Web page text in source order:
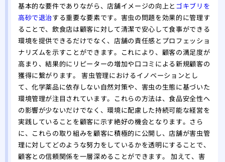
ス
ス
の
ミ
駆
要性
基本的な要件でありながら、店舗イメージの向上と ゴキブリを
高砂で退治する重要な要素です。害虫の問題を効果的に管理す
ることで、飲食店は顧客に対して清潔で安心して食事ができる
環境を提供できるだけでなく、店舗の責任感とプロフェッショ
ナリズムを示すことができます。これにより、顧客の満足度が
高まり、結果的にリピーターの増加や口コミによる新規顧客の
獲得に繋がります。 害虫管理におけるイノベーションとし
て、化学薬品に依存しない自然対策や、害虫の生態に基づいた
環境管理が注目されています。これらの方法は、食品安全性へ
の影響が少ないだけでなく、環境に配慮した持続可能な経営を
実践していることを顧客に示す絶好の機会となります。さら
に、これらの取り組みを顧客に積極的に公開し、店舗が害虫管
理に対してどのような努力をしているかを透明にすることで、
顧客との信頼関係を一層深めることができます。 加えて、害